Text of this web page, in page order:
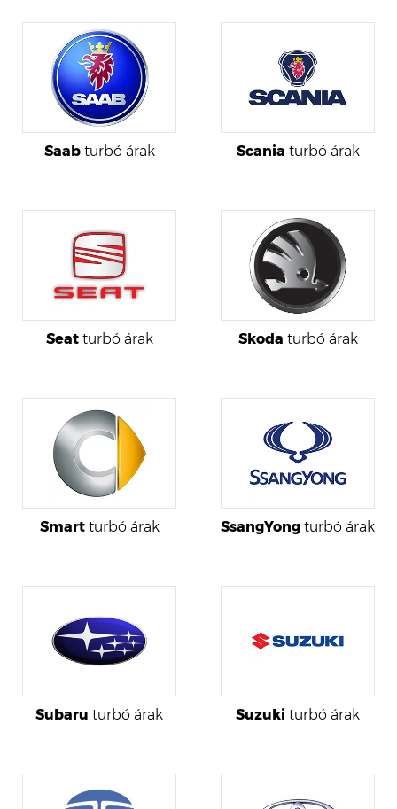
Saabturbó árak Scania turbó árak
Seatturbó árak Skoda turbó árak
Smartturbó árak SsangYong turbó árak
Subaru turbó árak Suzuki turbó árak